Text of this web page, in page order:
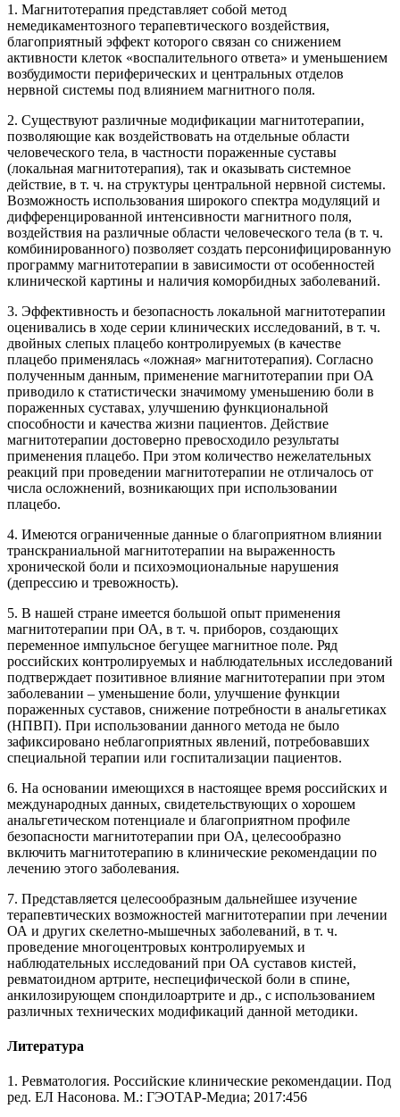
1. Магнитотерапия представляет собой метод
немедикаментозного терапевтического воздействия,
благоприятный эффект которого связан со снижением
активности клеток «воспалительного ответа» и уменьшением
возбудимости периферических и центральных отделов
нервной системы под влиянием магнитного поля.
2. Существуют различные модификации магнитотерапии,
позволяющие как воздействовать на отдельные области
человеческого тела, в частности пораженные суставы
(локальная магнитотерапия), так и оказывать системное
действие, в т. ч. на структуры центральной нервной системы.
Возможность использования широкого спектра модуляций и
дифференцированной интенсивности магнитного поля,
воздействия на различные области человеческого тела (в т. ч.
комбинированного) позволяет создать персонифицированную
программу магнитотерапии в зависимости от особенностей
клинической картины и наличия коморбидных заболеваний.
3. Эффективность и безопасность локальной магнитотерапии
оценивались в ходе серии клинических исследований, в т. ч.
двойных слепых плацебо контролируемых (в качестве
плацебо применялась «ложная» магнитотерапия). Согласно
полученным данным, применение магнитотерапии при ОА
приводило к статистически значимому уменьшению боли в
пораженных суставах, улучшению функциональной
способности и качества жизни пациентов. Действие
магнитотерапии достоверно превосходило результаты
применения плацебо. При этом количество нежелательных
реакций при проведении магнитотерапии не отличалось от
числа осложнений, возникающих при использовании
плацебо.
4. Имеются ограниченные данные о благоприятном влиянии
транскраниальной магнитотерапии на выраженность
хронической боли и психоэмоциональные нарушения
(депрессию и тревожность).
5. В нашей стране имеется большой опыт применения
магнитотерапии при ОА, в т. ч. приборов, создающих
переменное импульсное бегущее магнитное поле. Ряд
российских контролируемых и наблюдательных исследований
подтверждает позитивное влияние магнитотерапии при этом
заболевании – уменьшение боли, улучшение функции
пораженных суставов, снижение потребности в анальгетиках
(НПВП). При использовании данного метода не было
зафиксировано неблагоприятных явлений, потребовавших
специальной терапии или госпитализации пациентов.
6. На основании имеющихся в настоящее время российских и
международных данных, свидетельствующих о хорошем
анальгетическом потенциале и благоприятном профиле
безопасности магнитотерапии при ОА, целесообразно
включить магнитотерапию в клинические рекомендации по
лечению этого заболевания.
7. Представляется целесообразным дальнейшее изучение
терапевтических возможностей магнитотерапии при лечении
ОА и других скелетно-мышечных заболеваний, в т. ч.
проведение многоцентровых контролируемых и
наблюдательных исследований при ОА суставов кистей,
ревматоидном артрите, неспецифической боли в спине,
анкилозирующем спондилоартрите и др., с использованием
различных технических модификаций данной методики.
Литература
1. Ревматология. Российские клинические рекомендации. Под
ред. ЕЛ Насонова. М.: ГЭОТАР-Медиа; 2017:456